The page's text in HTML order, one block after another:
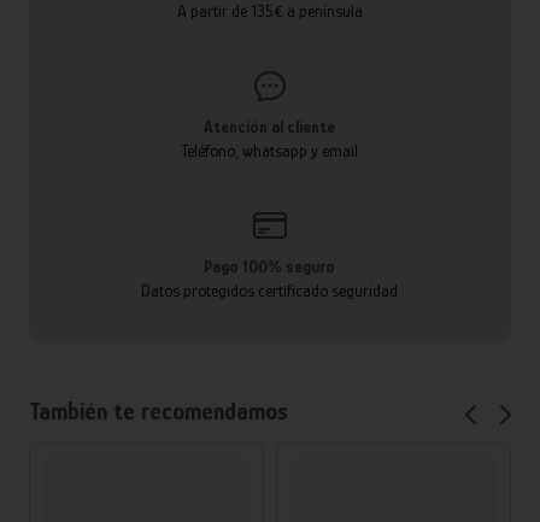
A partir de 135€ a península
Atención al cliente
Teléfono, whatsapp y email
Pago 100% seguro
Datos protegidos certificado seguridad
También te recomendamos